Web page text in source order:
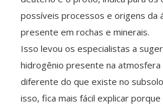
possíveis processos e origens da
presente em rochas e minerais.
Isso levou os especialistas a
hidrogênio presente na
diferente do que existe no
isso, fica mais fácil explicar